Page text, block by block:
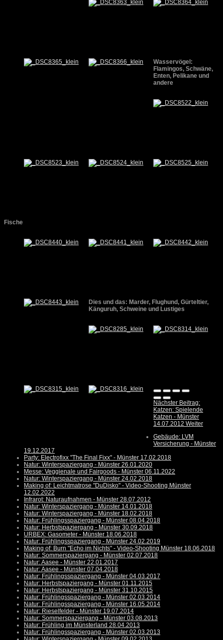
Wasservögel:
Flamingos, Schwäne,
Enten, Pelikane und
andere
Fische
Dies und das: Marder, Flughund, Gürteltier,
Känguruh, Schweine und Lustiges
Nächster Beitrag:
Katzen: Spielende
Katzen - Münster
14.07.2012 Weiter
Gebäude: LVM
Versicherung - Münster
19.12.2017
Party: Electrofixx "The Final Fixx" - Münster 17.02.2018
Natur: Winterspaziergang - Münster 26.01.2020
Messe: Veggienale und Fairgoods - Münster 06.11.2022
Natur: Winterspaziergang - Münster 24.02.2018
Making of: Leichtmatrose "DuDisko" - Video-Shooting Münster
12.02.2022
Infrarot: Naturaufnahmen - Münster 28.07.2012
Natur: Winterspaziergang - Münster 14.01.2018
Natur: Winterspaziergang - Münster 18.02.2018
Natur: Frühlingsspaziergang - Münster 08.04.2018
Natur: Herbstspaziergang - Münster 30.09.2018
URBEX: Gasometer - Münster 18.06.2018
Natur: Frühlingsspaziergang - Münster 24.02.2019
Making of: Burn "Echo im Nichts" - Video-Shooting Münster 18.06.2018
Natur: Sommerspaziergang - Münster 02.07.2018
Natur: Aasee - Münster 22.01.2017
Natur: Aasee - Münster 07.04.2018
Natur: Frühlingsspaziergang - Münster 04.03.2017
Natur: Herbstspaziergang - Münster 01.11.2015
Natur: Herbstspaziergang - Münster 31.10.2015
Natur: Frühlingsspaziergang - Münster 02.03.2014
Natur: Frühlingsspaziergang - Münster 16.05.2014
Natur: Rieselfelder - Münster 19.07.2014
Natur: Sommerspaziergang - Münster 03.08.2013
Natur: Frühling im Münsterland 28.04.2013
Natur: Frühlingsspaziergang - Münster 02.03.2013